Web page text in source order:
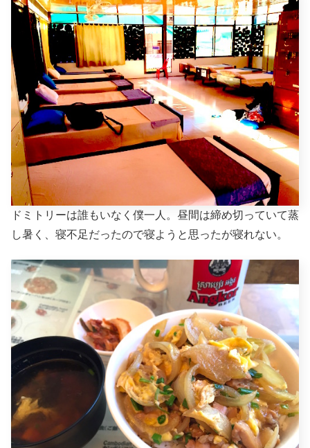
ドミトリーは誰もいなく僕一人。昼間は締め切っていて蒸
し暑く、寝不足だったので寝ようと思ったが寝れない。